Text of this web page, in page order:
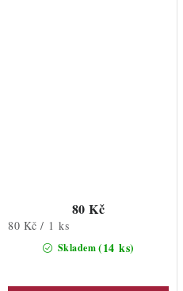
Skladem(14 ks)
80 Kč
Měrná
80 Kč / 1 ks